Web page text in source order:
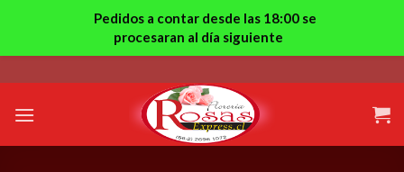
to
content
Pedidos a contar desde las 18:00 se
procesaran al día siguiente